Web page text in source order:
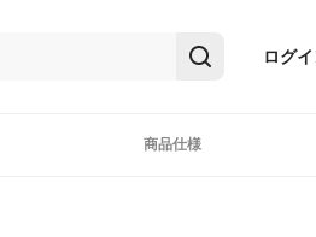
ログ
商品仕様